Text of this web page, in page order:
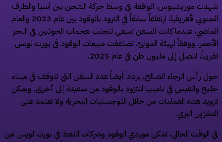
موريشيوس، الواقعة في وسط حركة الشحن بين آسيا والطرف
الجنوبي لأفريقيا، ارتفاعاً سابقاً في التزود بالوقود بين عام 2023 والعام
عندما كانت السفن تسعى لتجنب هجمات الحوثيين في البحر
ووفقاً لهيئة الموانئ، تضاعفت مبيعات الوقود في بورت لويس
لتصل إلى مليون طن في عام 2025.
رأس الرجاء الصالح، يزداد أيضاً عدد السفن التي تتوقف في ميناء
والفيس في ناميبيا للتزود بالوقود من سفينة إلى أخرى. ويمكن
هذه العمليات من خلال اللوجستيات البحرية ولا تعتمد على
البري.
الوقت الحالي، تمكن موردي الوقود وشركات النفط في بورت لويس من